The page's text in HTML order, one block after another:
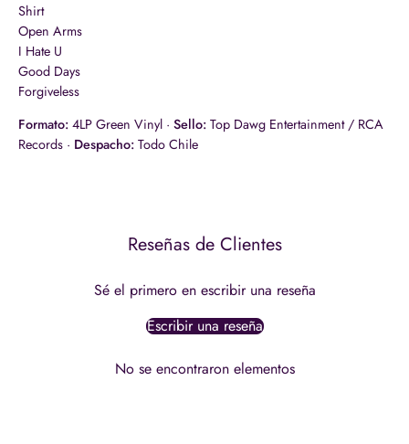
Shirt
Open Arms
I Hate U
Good Days
Forgiveless
Formato: 4LP Green Vinyl · Sello: Top Dawg Entertainment / RCA
Records · Despacho: Todo Chile
Reseñas de Clientes
Sé el primero en escribir una reseña
Escribir una reseña
No se encontraron elementos